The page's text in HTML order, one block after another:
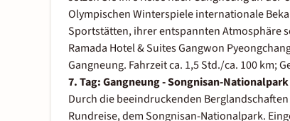
Olympischen Winterspiele internationale
Sportstätten, ihrer entspannten Atmosphäre
Ramada Hotel & Suites Gangwon
Gangneung. Fahrzeit ca. 1,5 Std./ca. 100 km;
7. Tag: Gangneung - Songnisan-Nationalpark
Durch die beeindruckenden
Rundreise, dem Songnisan-Nationalpark.